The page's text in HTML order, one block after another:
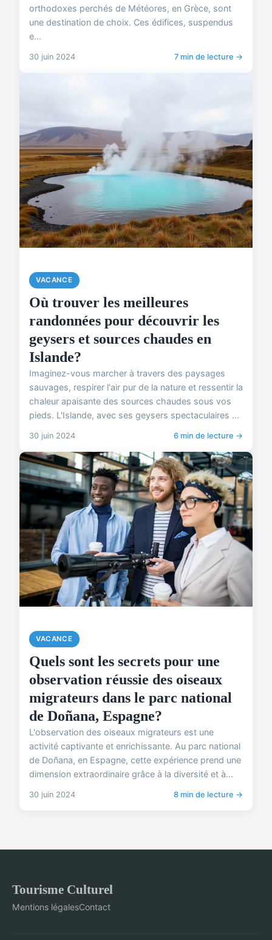
orthodoxes perchés de Météores, en Grèce, sont
une destination de choix. Ces édifices, suspendus
e...
30 juin 2024 7 min de lecture →
VACANCE
Où trouver les meilleures
randonnées pour découvrir les
geysers et sources chaudes en
Islande?
Imaginez-vous marcher à travers des paysages
sauvages, respirer l'air pur de la nature et ressentir la
chaleur apaisante des sources chaudes sous vos
pieds. L'Islande, avec ses geysers spectaculaires ...
30 juin 2024 6 min de lecture →
VACANCE
Quels sont les secrets pour une
observation réussie des oiseaux
migrateurs dans le parc national
de Doñana, Espagne?
L'observation des oiseaux migrateurs est une
activité captivante et enrichissante. Au parc national
de Doñana, en Espagne, cette expérience prend une
dimension extraordinaire grâce à la diversité et à...
30 juin 2024 8 min de lecture →
Tourisme Culturel
Mentions légalesContact